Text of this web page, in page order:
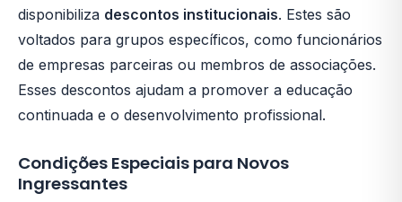
disponibiliza descontos institucionais. Estes são
voltados para grupos específicos, como funcionários
de empresas parceiras ou membros de associações.
Esses descontos ajudam a promover a educação
continuada e o desenvolvimento profissional.
Condições Especiais para Novos
Ingressantes